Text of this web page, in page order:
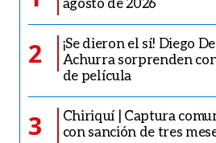
2
¡Se dieron el sí! Diego
Achurra sorprenden
de película
3
Chiriquí | Captura
con sanción de tres